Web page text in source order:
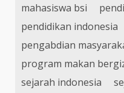
mahasiswa bsi
pendidikan indonesia
pengabdian
program makan
sejarah indonesia